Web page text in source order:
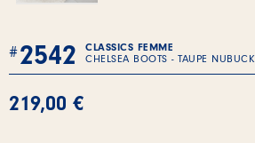
2542 CLASSICS FEMME
CHELSEA BOOTS - TAUPE NUBUCK
219,00 €